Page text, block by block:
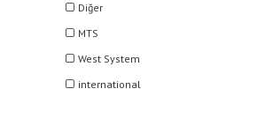
Diğer
MTS
West System
international